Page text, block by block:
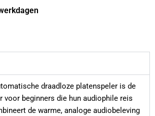
draadloze platenspeler is de
voor beginners die hun audiophile reis
de warme, analoge audiobeleving